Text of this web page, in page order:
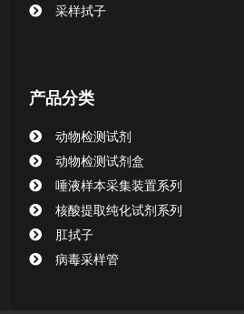
动物检测试剂
采样拭子
产品分类
动物检测试剂
动物检测试剂盒
唾液样本采集装置系列
核酸提取纯化试剂系列
肛拭子
病毒采样管